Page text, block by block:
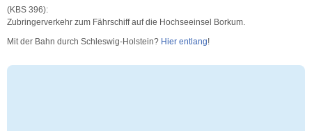
(KBS 396):
Zubringerverkehr zum Fährschiff auf die Hochseeinsel Borkum.
Mit der Bahn durch Schleswig-Holstein? Hier entlang!